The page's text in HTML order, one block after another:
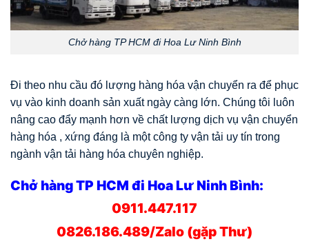
Chở hàng TP HCM đi Hoa Lư Ninh Bình
Đi theo nhu cầu đó lượng hàng hóa vận chuyển ra để phục
vụ vào kinh doanh sản xuất ngày càng lớn. Chúng tôi luôn
nâng cao đẩy mạnh hơn về chất lượng dịch vụ vận chuyển
hàng hóa , xứng đáng là một công ty vận tải uy tín trong
ngành vận tải hàng hóa chuyên nghiệp.
Chở hàng TP HCM đi Hoa Lư Ninh Bình:
0911.447.117
0826.186.489/Zalo (gặp Thư)